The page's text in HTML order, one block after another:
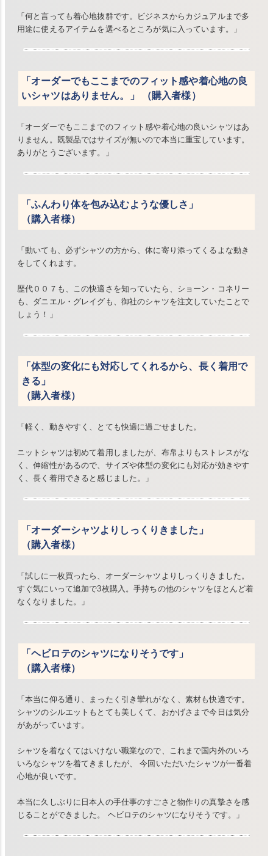
「何と言っても着心地抜群です。ビジネスからカジュアルまで多
用途に使えるアイテムを選べるところが気に入っています。」
「オーダーでもここまでのフィット感や着心地の良
いシャツはありません。」 （購入者様）
「オーダーでもここまでのフィット感や着心地の良いシャツはあ
りません。既製品ではサイズが無いので本当に重宝しています。
ありがとうございます。」
「ふんわり体を包み込むような優しさ」
（購入者様）
「動いても、必ずシャツの方から、体に寄り添ってくるよな動き
をしてくれます。
歴代００７も、この快適さを知っていたら、ショーン・コネリー
も、ダニエル・グレイグも、御社のシャツを注文していたことで
しょう！」
「体型の変化にも対応してくれるから、長く着用で
きる」
（購入者様）
「軽く、動きやすく、とても快適に過ごせました。
ニットシャツは初めて着用しましたが、布帛よりもストレスがな
く、伸縮性があるので、サイズや体型の変化にも対応が効きやす
く、長く着用できると感じました。」
「オーダーシャツよりしっくりきました」
（購入者様）
「試しに一枚買ったら、オーダーシャツよりしっくりきました。
すぐ気にいって追加で3枚購入。手持ちの他のシャツをほとんど着
なくなりました。」
「ヘビロテのシャツになりそうです」
（購入者様）
「本当に仰る通り、まったく引き攣れがなく、素材も快適です。
シャツのシルエットもとても美しくて、おかげさまで今日は気分
があがっています。
シャツを着なくてはいけない職業なので、これまで国内外のいろ
いろなシャツを着てきましたが、 今回いただいたシャツが一番着
心地が良いです。
本当に久しぶりに日本人の手仕事のすごさと物作りの真摯さを感
じることができました。 ヘビロテのシャツになりそうです。」